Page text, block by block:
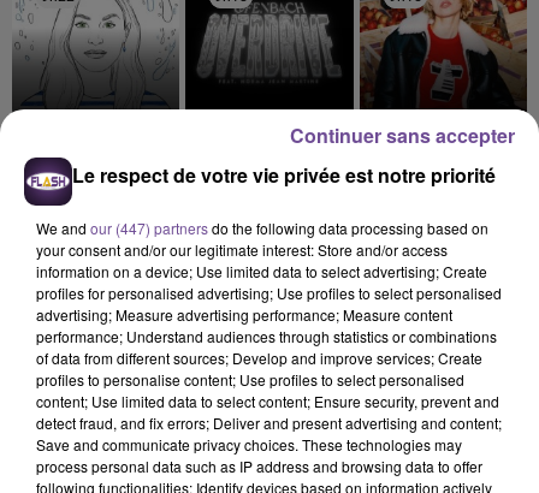
Le Petit Peìcheur
NORMA JEAN MARTINE
Overdrive
ANGÈLE FEAT. JUSTICE
What You Want
Cet élément est masqué compte-tenu du refus du
dépôt de cookies que vous avez exprimé. Si vous
souhaitez l'afficher, merci de nous donner votre accord
en cliquant sur le bouton ci-dessous.
Afficher l'élément
Le respect de votre vie privée est notre priorité
We and our (447) partnersdo the following data processing based on
your consent and/or our legitimate interest: Store and/or access
information on a device; Use limited data to select advertising; Create
profiles for personalised advertising; Use profiles to select personalised
advertising; Measure advertising performance; Measure content
performance; Understand audiences through statistics or combinations
of data from different sources; Develop and improve services; Create
profiles to personalise content; Use profiles to select personalised
content; Use limited data to select content; Ensure security, prevent and
detect fraud, and fix errors; Deliver and present advertising and content;
Save and communicate privacy choices. These technologies may
process personal data such as IP address and browsing data to offer
following functionalities: Identify devices based on information actively
Continuer sans accepter